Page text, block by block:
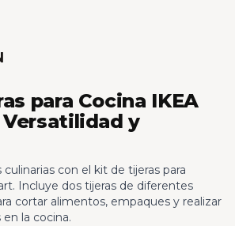
para Cocina IKEA
Versatilidad y
con el kit de tijeras para
Incluye dos tijeras de diferentes
cortar alimentos, empaques y realizar
la cocina.